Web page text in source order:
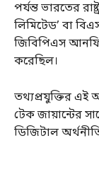
পর্যন্ত ভারতের
লিমিটেড’ বা
জিবিপিএস
করেছিল।
তথ্যপ্রযুক্তির এই
টেক জায়ান্টের
ডিজিটাল